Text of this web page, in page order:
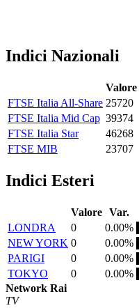
Indici Nazionali
Valore
FTSE Italia All-Share 25720
FTSE Italia Mid Cap 39374
FTSE Italia Star
46268
FTSE MIB
23707
Indici Esteri
Valore Var.
LONDRA
0
0.00%
NEW YORK 0
0.00%
PARIGI
0
0.00%
TOKYO
0
0.00%
Network Rai
TV